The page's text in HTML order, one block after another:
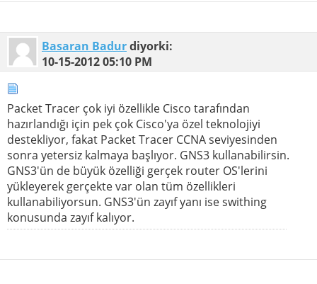
Basaran Badurdiyorki:
10-15-201205:10 PM
Packet Tracer çok iyi özellikle Cisco tarafından
hazırlandığı için pek çok Cisco'ya özel teknolojiyi
destekliyor, fakat Packet Tracer CCNA seviyesinden
sonra yetersiz kalmaya başlıyor. GNS3 kullanabilirsin.
GNS3'ün de büyük özelliği gerçek router OS'lerini
yükleyerek gerçekte var olan tüm özellikleri
kullanabiliyorsun. GNS3'ün zayıf yanı ise swithing
konusunda zayıf kalıyor.